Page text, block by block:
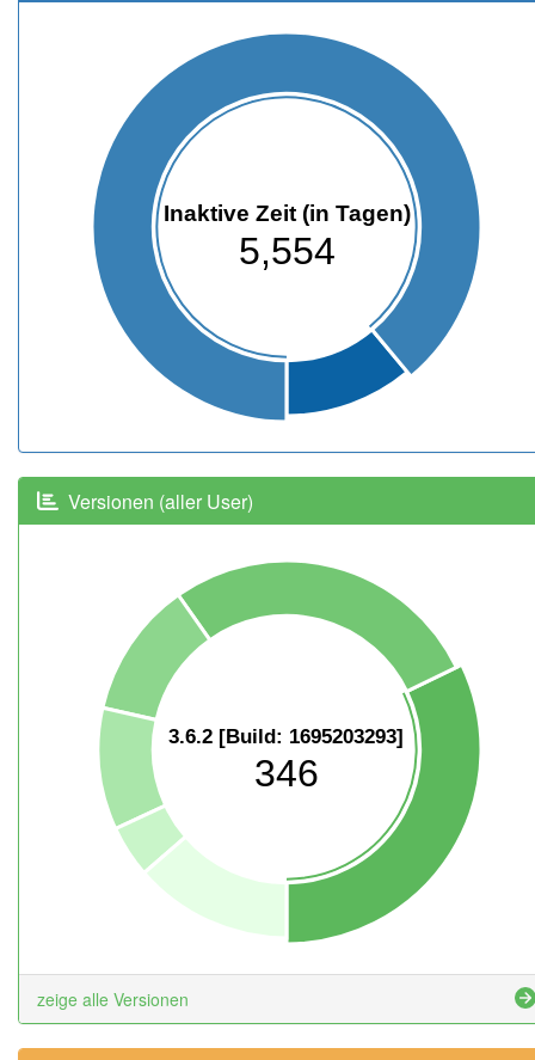
Inaktive Zeit (in Tagen)
5,554
Versionen (aller User)
3.6.2 [Build: 1695203293]
346
zeige alle Versionen